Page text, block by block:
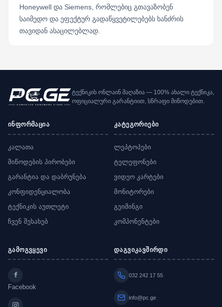
Honeywell და Siemens, რომლებიც გთავაზობენ
საიმედო და ეფექტურ გადაწყვეტილებებს ხანძრის
თავიდან ასაცილებლად.
ტექნიკის ონლაინ მაღაზია — 100% ახალი ტექნიკა,
ოფიციალური გარანტიით, სწრაფი მიწოდებით.
ინფორმაცია
კალათა
მიწოდების პირობები
გარანტია და დაბრუნება
კონფიდენციალობა
ტექნიკის აუთლეტი
ჩვენ შესახებ
კატეგორიები
ლეპტოპები
ტელეფონები
ვიდეო კარტები
მონიტორები
გეიმინგი
კომპონენტები
გამოგვყევი
Facebook
დაგვიკავშირდი
032 242 17 55
info@pc.ge